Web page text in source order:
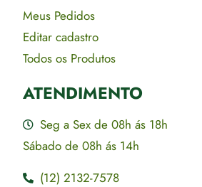
Meus Pedidos
Editar cadastro
Todos os Produtos
ATENDIMENTO
Seg a Sex de 08h ás 18h
Sábado de 08h ás 14h
(12) 2132-7578